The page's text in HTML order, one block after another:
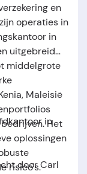
en
operaties in
in
uitgebreid
middelgrote
Maleisië
Het
oplossingen
risico's.
in
door Carl